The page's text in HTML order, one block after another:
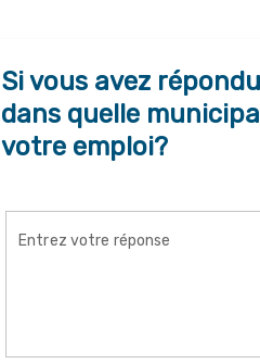
Si vous avez
dans quelle
votre emploi?